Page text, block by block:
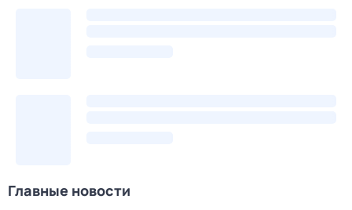
Главные новости